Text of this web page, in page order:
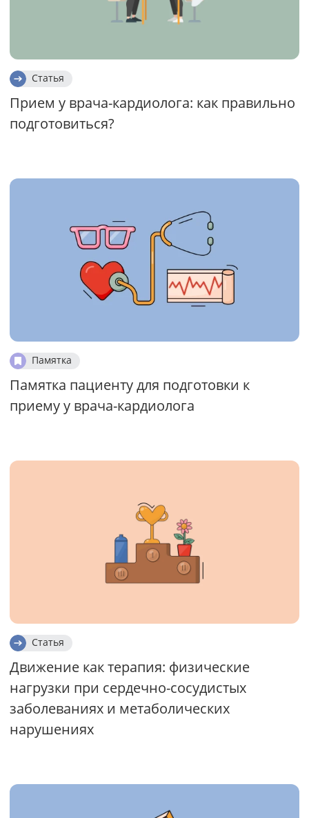
Статья
Прием у врача-кардиолога: как правильно
подготовиться?
Памятка
Памятка пациенту для подготовки к
приему у врача-кардиолога
Статья
Движение как терапия: физические
нагрузки при сердечно-сосудистых
заболеваниях и метаболических
нарушениях